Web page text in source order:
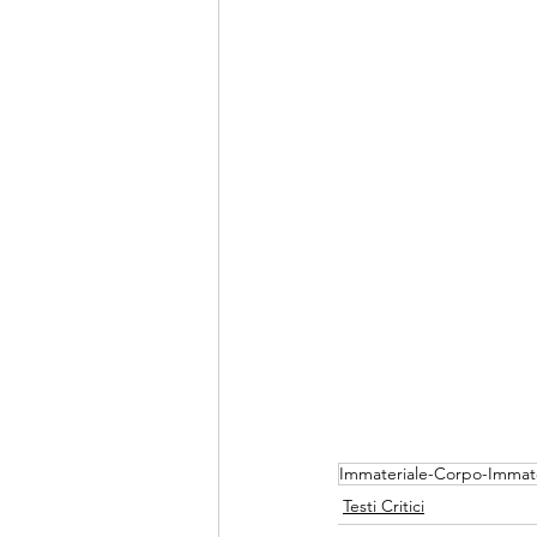
Immateriale-Corpo-
Testi Critici